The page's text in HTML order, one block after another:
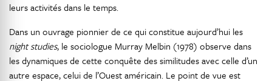
leurs activités dans le temps.
Dans un ouvrage pionnier de ce qui constitue aujourd’hui les
night studies, le sociologue Murray Melbin (1978) observe dans
les dynamiques de cette conquête des similitudes avec celle d’un
autre espace, celui de l’Ouest américain. Le point de vue est